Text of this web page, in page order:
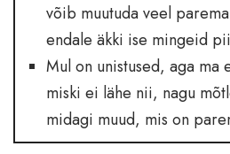
võib muutuda veel
endale äkki ise mingeid
Mul on unistused, aga ma
miski ei lähe nii, nagu
midagi muud, mis on